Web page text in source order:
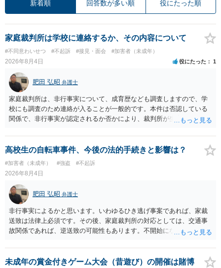
新着順 回答数が多い順 役にたった順
家庭裁判所は学校に連絡するか、その内容について
#不同意わいせつ #不起訴 #接見・面会 #加害者（未成年）
2026年8月4日 役にたった 1
肥田 弘昭 弁護士
家庭裁判所は、非行事実について、成育歴なども調査しますので、学
校にも調査のため連絡が入ることが一般的です。本件は否認している
関係で、非行事実が認定されるか否かにより、裁判所が生育歴なども
ば無罪であり、非行がないのですから、その先の調査はないかと思い
ます。ご参考にしてください。
高校生の自転車事件、今後の法的手続きと影響は？
#加害者（未成年） #強盗 #不起訴
2026年8月4日
肥田 弘昭 弁護士
非行事実によるかと思います。いわゆるひき逃げ事案であれば、家裁
送致は法律上必須です。その後、家庭裁判所の対応としては、交通事
故関係であれば、逆送致の可能性もあります。不開始になるかどうか
未成年の賞金付きゲーム大会（昔遊び）の開催は賭博